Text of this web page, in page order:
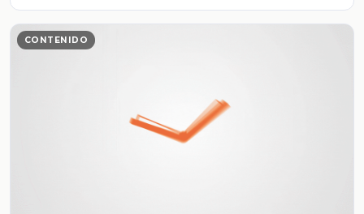
CONTENIDO